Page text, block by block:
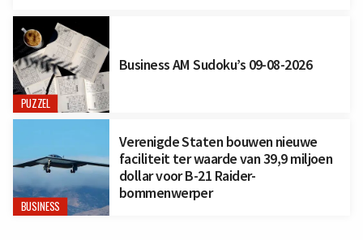
PUZZEL
Business AM Sudoku’s 09-08-2026
BUSINESS
Verenigde Staten bouwen nieuwe
faciliteit ter waarde van 39,9 miljoen
dollar voor B-21 Raider-
bommenwerper